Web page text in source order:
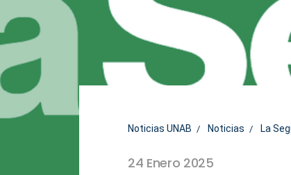
Noticias UNAB Noticias La
24 Enero 2025